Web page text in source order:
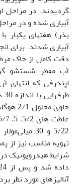
دقت کامل از خاک
آب مقطر شستشو
اپندرفی که انتهای
5/22 و 30
تهویه مناسب نیز از
شرایط هیدروپونیک
آنالیزهای مورد نظر